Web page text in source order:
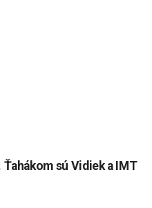
Ťahákom sú Vidiek a IMT